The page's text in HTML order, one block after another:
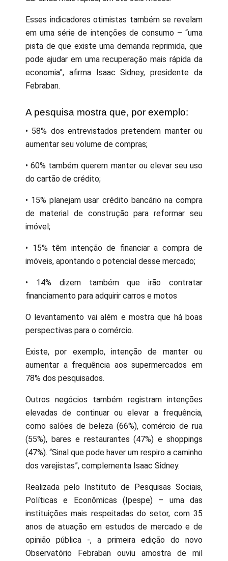
Esses indicadores otimistas também se revelam
em uma série de intenções de consumo – “uma
pista de que existe uma demanda reprimida, que
pode ajudar em uma recuperação mais rápida da
economia”, afirma Isaac Sidney, presidente da
Febraban.
A pesquisa mostra que, por exemplo:
• 58% dos entrevistados pretendem manter ou
aumentar seu volume de compras;
• 60% também querem manter ou elevar seu uso
do cartão de crédito;
• 15% planejam usar crédito bancário na compra
de material de construção para reformar seu
imóvel;
• 15% têm intenção de financiar a compra de
imóveis, apontando o potencial desse mercado;
• 14% dizem também que irão contratar
financiamento para adquirir carros e motos
O levantamento vai além e mostra que há boas
perspectivas para o comércio.
Existe, por exemplo, intenção de manter ou
aumentar a frequência aos supermercados em
78% dos pesquisados.
Outros negócios também registram intenções
elevadas de continuar ou elevar a frequência,
como salões de beleza (66%), comércio de rua
(55%), bares e restaurantes (47%) e shoppings
(47%). “Sinal que pode haver um respiro a caminho
dos varejistas”, complementa Isaac Sidney.
Realizada pelo Instituto de Pesquisas Sociais,
Políticas e Econômicas (Ipespe) – uma das
instituições mais respeitadas do setor, com 35
anos de atuação em estudos de mercado e de
opinião pública -, a primeira edição do novo
Observatório Febraban ouviu amostra de mil